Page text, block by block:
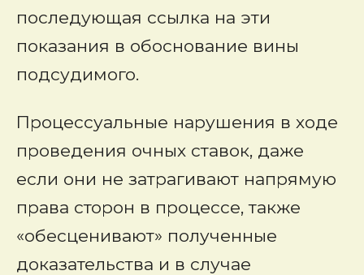
последующая ссылка на эти
показания в обоснование вины
подсудимого.
Процессуальные нарушения в ходе
проведения очных ставок, даже
если они не затрагивают напрямую
права сторон в процессе, также
«обесценивают» полученные
доказательства и в случае